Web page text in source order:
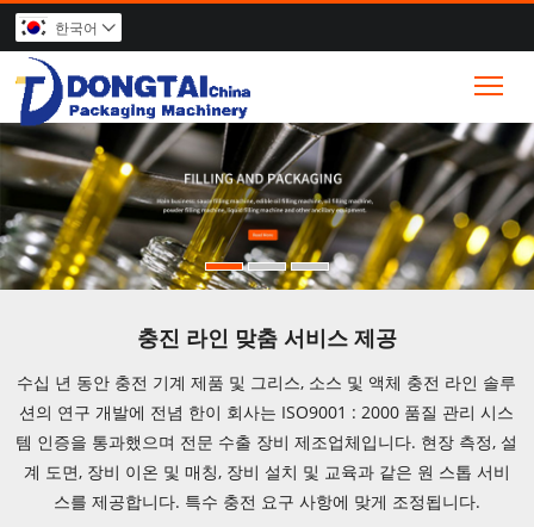
한국어 
충진 라인 맞춤 서비스 제공
수십 년 동안 충전 기계 제품 및 그리스, 소스 및 액체 충전 라인 솔루
션의 연구 개발에 전념 한이 회사는 ISO9001 : 2000 품질 관리 시스
템 인증을 통과했으며 전문 수출 장비 제조업체입니다. 현장 측정, 설
계 도면, 장비 이온 및 매칭, 장비 설치 및 교육과 같은 원 스톱 서비
스를 제공합니다. 특수 충전 요구 사항에 맞게 조정됩니다.